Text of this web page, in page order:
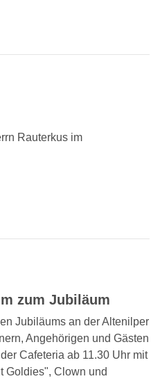
Rauterkus im
zum Jubiläum
Jubiläums an der Altenilper
Angehörigen und Gästen
Cafeteria ab 11.30 Uhr mit
Goldies", Clown und